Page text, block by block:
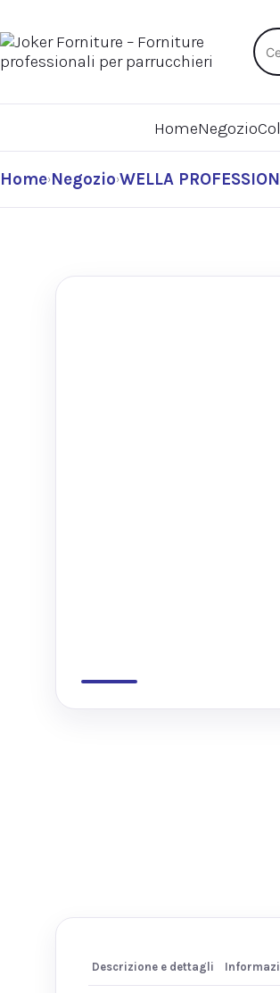
HomeNegozio
Home›Negozio›WELLA
Descrizione e dettagli